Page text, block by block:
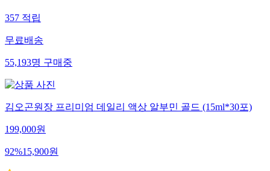
357 적립
무료배송
55,193명 구매중
김오곤원장 프리미엄 데일리 액상 알부민 골드 (15ml*30포)
199,000원
92%15,900원